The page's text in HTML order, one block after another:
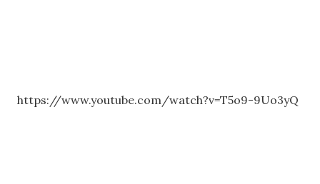
https://www.youtube.com/watch?v=T5o9-9Uo3yQ